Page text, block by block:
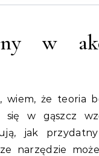
w
wiem, że teoria
w gąszcz
jak
narzędzie